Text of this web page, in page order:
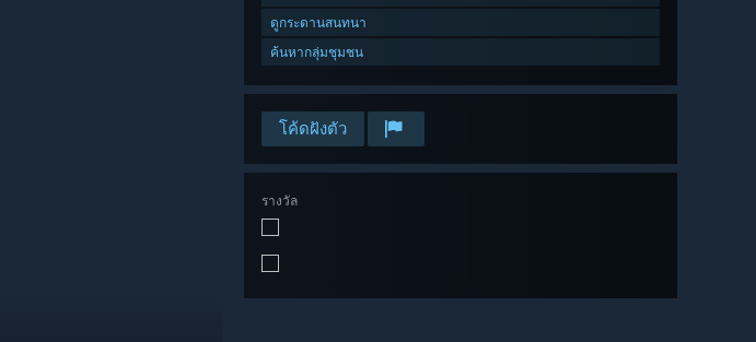
ดูกระดานสนทนา
ค้นหากลุ่มชุมชน
โค้ดฝังตัว
รางวัล